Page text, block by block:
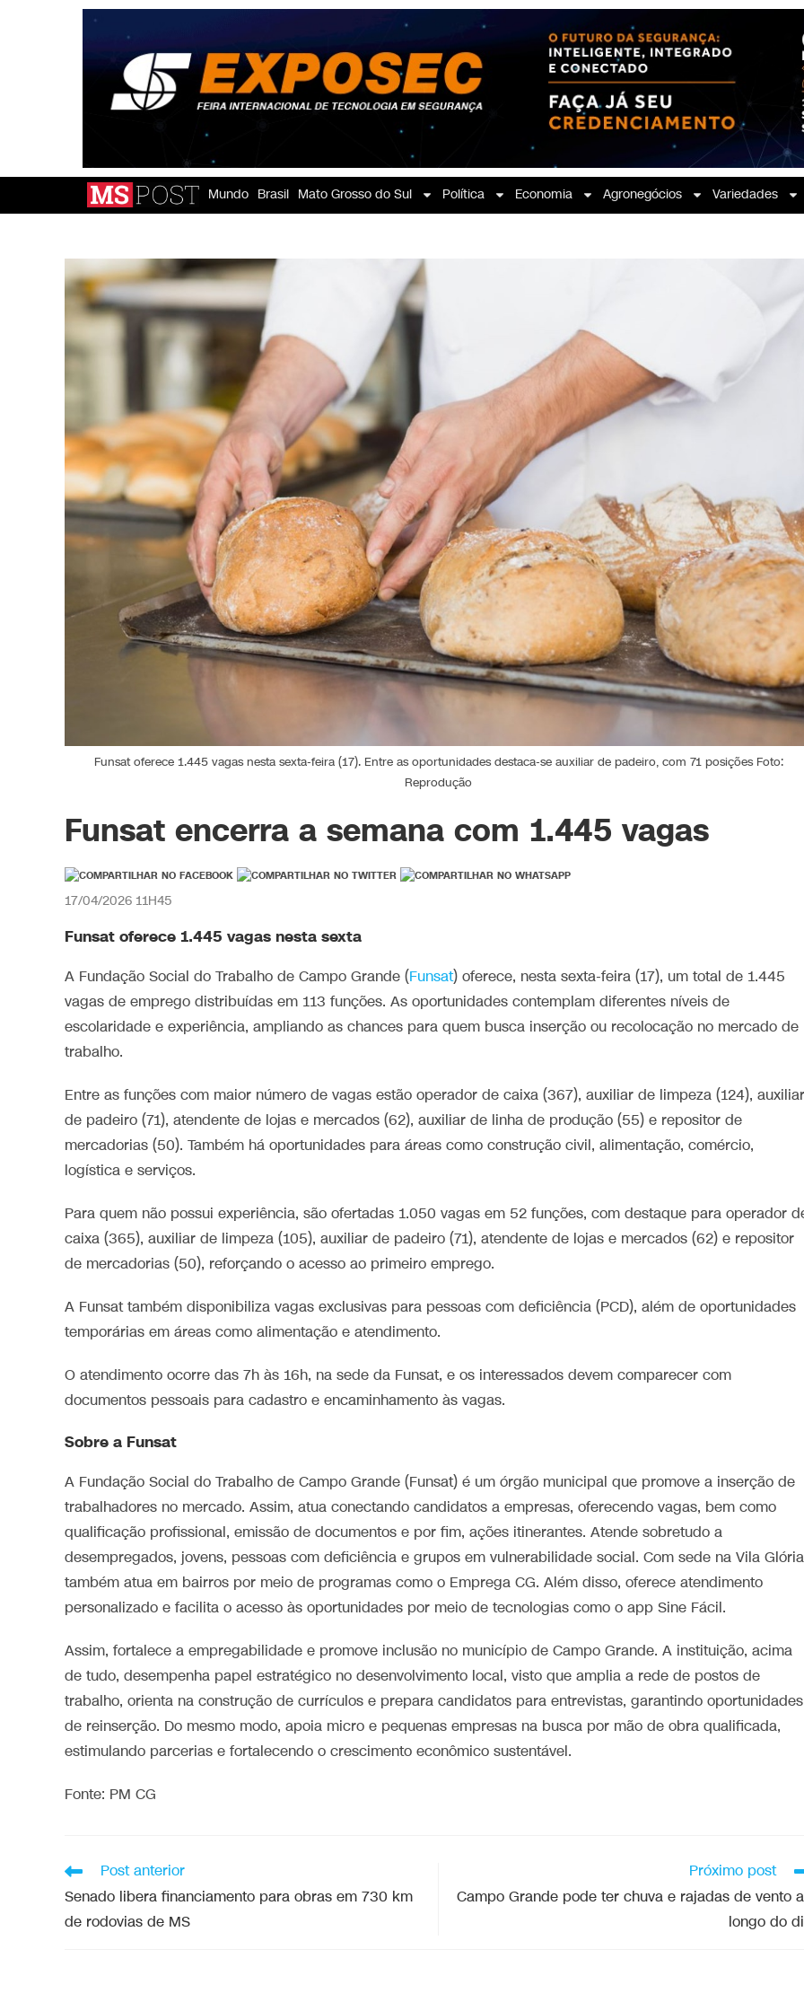
Mundo Brasil Mato Grosso do Sul Política Economia Agronegócios Variedades
Funsat oferece 1.445 vagas nesta sexta-feira (17). Entre as oportunidades destaca-se auxiliar de padeiro, com 71 posições Foto:
Reprodução
Funsat encerra a semana com 1.445 vagas
17/04/2026 11H45
Funsat oferece 1.445 vagas nesta sexta
A Fundação Social do Trabalho de Campo Grande (Funsat) oferece, nesta sexta-feira (17), um total de 1.445
vagas de emprego distribuídas em 113 funções. As oportunidades contemplam diferentes níveis de
escolaridade e experiência, ampliando as chances para quem busca inserção ou recolocação no mercado de
trabalho.
Entre as funções com maior número de vagas estão operador de caixa (367), auxiliar de limpeza (124), auxiliar
de padeiro (71), atendente de lojas e mercados (62), auxiliar de linha de produção (55) e repositor de
mercadorias (50). Também há oportunidades para áreas como construção civil, alimentação, comércio,
logística e serviços.
Para quem não possui experiência, são ofertadas 1.050 vagas em 52 funções, com destaque para operador
caixa (365), auxiliar de limpeza (105), auxiliar de padeiro (71), atendente de lojas e mercados (62) e repositor
de mercadorias (50), reforçando o acesso ao primeiro emprego.
A Funsat também disponibiliza vagas exclusivas para pessoas com deficiência (PCD), além de oportunidades
temporárias em áreas como alimentação e atendimento.
O atendimento ocorre das 7h às 16h, na sede da Funsat, e os interessados devem comparecer com
documentos pessoais para cadastro e encaminhamento às vagas.
Sobre a Funsat
A Fundação Social do Trabalho de Campo Grande (Funsat) é um órgão municipal que promove a inserção de
trabalhadores no mercado. Assim, atua conectando candidatos a empresas, oferecendo vagas, bem como
qualificação profissional, emissão de documentos e por fim, ações itinerantes. Atende sobretudo a
desempregados, jovens, pessoas com deficiência e grupos em vulnerabilidade social. Com sede na Vila
também atua em bairros por meio de programas como o Emprega CG. Além disso, oferece atendimento
personalizado e facilita o acesso às oportunidades por meio de tecnologias como o app Sine Fácil.
Assim, fortalece a empregabilidade e promove inclusão no município de Campo Grande. A instituição, acima
de tudo, desempenha papel estratégico no desenvolvimento local, visto que amplia a rede de postos de
trabalho, orienta na construção de currículos e prepara candidatos para entrevistas, garantindo oportunidades
de reinserção. Do mesmo modo, apoia micro e pequenas empresas na busca por mão de obra qualificada,
estimulando parcerias e fortalecendo o crescimento econômico sustentável.
Fonte: PM CG
Post anterior
Senado libera financiamento para obras em 730 km
de rodovias de MS
Próximo post
Campo Grande pode ter chuva e rajadas de vento
longo do